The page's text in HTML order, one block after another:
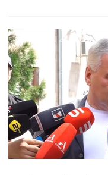
պատճառով.
Մատվիենկո